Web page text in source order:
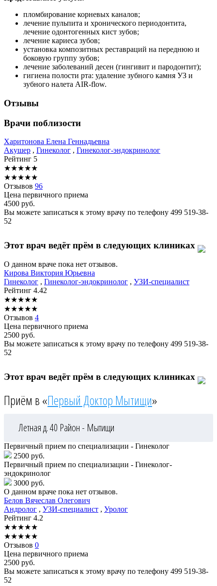
пломбирование корневых каналов;
лечение пульпита и хронического периодонтита,
лечение одонтогенных кист зубов;
лечение кариеса зубов;
установка композитных реставраций на переднюю и
боковую группу зубов;
лечение заболеваний десен (гингивит и пародонтит);
гигиена полости рта: удаление зубного камня УЗ и
зубного налета AIR-flow.
Отзывы
Врачи поблизости
Харитонова Елена Геннадьевна
Акушер , Гинеколог , Гинеколог-эндокринолог
Рейтинг 5
★★★★★
★★★★★
Отзывов 96
Цена первичного приема
4500 руб.
Вы можете записаться к этому врачу по телефону 499 519-38-
52
Этот врач ведёт прём в следующих клиниках
О данном враче пока нет отзывов.
Кирова Виктория Юрьевна
Гинеколог , Гинеколог-эндокринолог , УЗИ-специалист
Рейтинг 4.42
★★★★★
★★★★★
Отзывов 4
Цена первичного приема
2500 руб.
Вы можете записаться к этому врачу по телефону 499 519-38-
52
Этот врач ведёт прём в следующих клиниках
Приём в «Первый Доктор Мытищи»
Летная д. 40 Район - Мытищи
Первичный прием по специализации - Гинеколог
2500 руб.
Первичный прием по специализации - Гинеколог-
эндокринолог
3000 руб.
О данном враче пока нет отзывов.
Белов Вячеслав Олегович
Андролог , УЗИ-специалист , Уролог
Рейтинг 4.2
★★★★★
★★★★★
Отзывов 0
Цена первичного приема
2500 руб.
Вы можете записаться к этому врачу по телефону 499 519-38-
52